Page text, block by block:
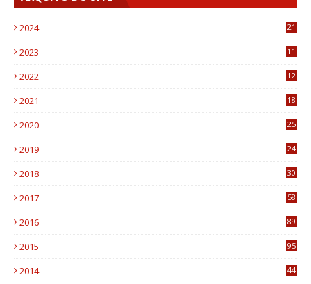
2024 21
2023
11
2022
12
2021
18
2020
25
2019
24
2018
30
2017
58
2016
89
2015
95
2014
44